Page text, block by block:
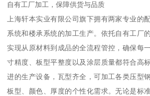
自有工厂加工，保障供货与品质
上海轩本实业有限公司旗下拥有两家专业的
系统和楼承系统的加工生产。依托自有工厂
实现从原材料到成品的全流程管控，确保每
寸精度、板型平整度以及涂层质量都符合高
进的生产设备，瓦型齐全，可加工各类压型
板型、颜色、厚度的个性化需求。无论是标